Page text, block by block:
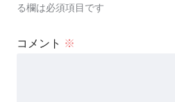
る欄は必須項目です
コメント ※